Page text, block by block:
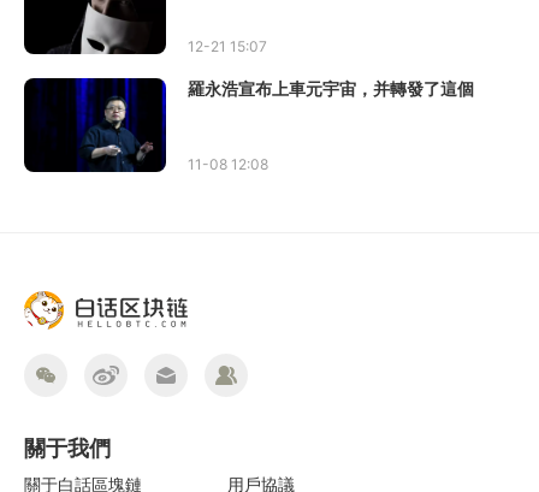
12-21 15:07
羅永浩宣布上車元宇宙，并轉發了這個
11-08 12:08
關于我們
關于白話區塊鏈 用戶協議